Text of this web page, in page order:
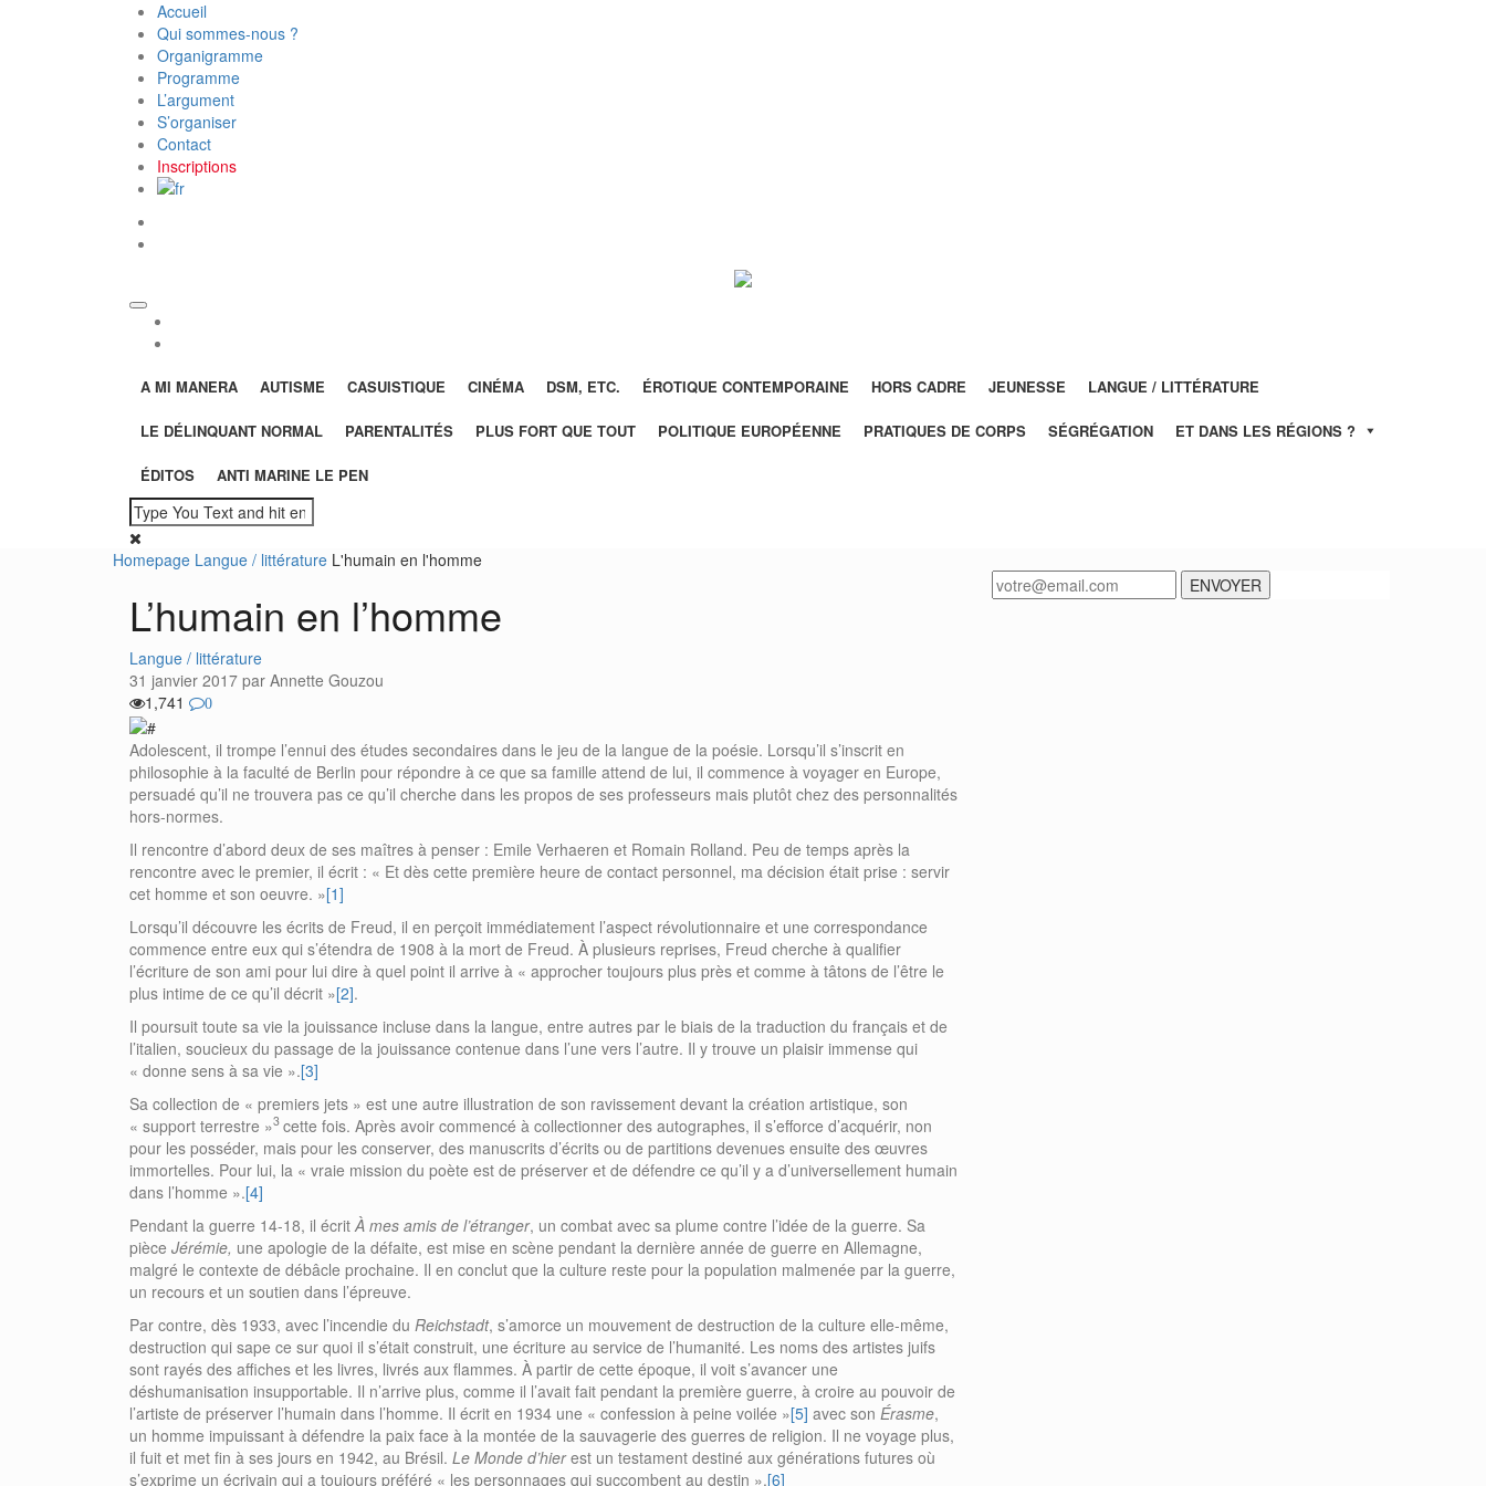
Accueil
Qui sommes-nous ?
Organigramme
Programme
L’argument
S’organiser
Contact
Inscriptions
A MI MANERA AUTISME CASUISTIQUE CINÉMA DSM, ETC. ÉROTIQUE CONTEMPORAINE HORS CADRE JEUNESSE LANGUE / LITTÉRATURE
LE DÉLINQUANT NORMAL PARENTALITÉS PLUS FORT QUE TOUT POLITIQUE EUROPÉENNE PRATIQUES DE CORPS SÉGRÉGATION ET DANS LES RÉGIONS ?
ÉDITOS ANTI MARINE LE PEN
Homepage Langue / littérature L'humain en l'homme
L’humain en l’homme
Categories
Langue / littérature
31 janvier 2017 par Annette Gouzou
1,741
0
Adolescent, il trompe l’ennui des études secondaires dans le jeu de la langue de la poésie. Lorsqu’il s’inscrit en
philosophie à la faculté de Berlin pour répondre à ce que sa famille attend de lui, il commence à voyager en Europe,
persuadé qu’il ne trouvera pas ce qu’il cherche dans les propos de ses professeurs mais plutôt chez des personnalités
hors-normes.
Il rencontre d’abord deux de ses maîtres à penser : Emile Verhaeren et Romain Rolland. Peu de temps après la
rencontre avec le premier, il écrit : « Et dès cette première heure de contact personnel, ma décision était prise : servir
cet homme et son oeuvre. »[1]
Lorsqu’il découvre les écrits de Freud, il en perçoit immédiatement l’aspect révolutionnaire et une correspondance
commence entre eux qui s’étendra de 1908 à la mort de Freud. À plusieurs reprises, Freud cherche à qualifier
l’écriture de son ami pour lui dire à quel point il arrive à « approcher toujours plus près et comme à tâtons de l’être le
plus intime de ce qu’il décrit »[2].
Il poursuit toute sa vie la jouissance incluse dans la langue, entre autres par le biais de la traduction du français et de
l’italien, soucieux du passage de la jouissance contenue dans l’une vers l’autre. Il y trouve un plaisir immense qui
« donne sens à sa vie ».[3]
Sa collection de « premiers jets » est une autre illustration de son ravissement devant la création artistique, son
« support terrestre »3 cette fois. Après avoir commencé à collectionner des autographes, il s’efforce d’acquérir, non
pour les posséder, mais pour les conserver, des manuscrits d’écrits ou de partitions devenues ensuite des œuvres
immortelles. Pour lui, la « vraie mission du poète est de préserver et de défendre ce qu’il y a d’universellement humain
dans l’homme ».[4]
Pendant la guerre 14-18, il écrit À mes amis de l’étranger, un combat avec sa plume contre l’idée de la guerre. Sa
pièce Jérémie, une apologie de la défaite, est mise en scène pendant la dernière année de guerre en Allemagne,
malgré le contexte de débâcle prochaine. Il en conclut que la culture reste pour la population malmenée par la guerre,
un recours et un soutien dans l’épreuve.
Par contre, dès 1933, avec l’incendie du Reichstadt, s’amorce un mouvement de destruction de la culture elle-même,
destruction qui sape ce sur quoi il s’était construit, une écriture au service de l’humanité. Les noms des artistes juifs
sont rayés des affiches et les livres, livrés aux flammes. À partir de cette époque, il voit s’avancer une
déshumanisation insupportable. Il n’arrive plus, comme il l’avait fait pendant la première guerre, à croire au pouvoir de
l’artiste de préserver l’humain dans l’homme. Il écrit en 1934 une « confession à peine voilée »[5] avec son Érasme,
un homme impuissant à défendre la paix face à la montée de la sauvagerie des guerres de religion. Il ne voyage plus,
il fuit et met fin à ses jours en 1942, au Brésil. Le Monde d’hierest un testament destiné aux générations futures où
s’exprime un écrivain qui a toujours préféré « les personnages qui succombent au destin ».[6]